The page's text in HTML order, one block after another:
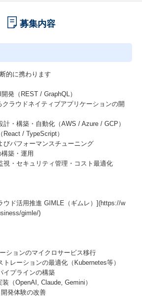
募集内容
的に携わります
発（REST / GraphQL）
ラウドネイティブアプリケーションの開
・構築・自動化（AWS / Azure / GCP）
/ TypeScript）
びパフォーマンスチューニング
築・運用
視・セキュリティ管理・コスト最適化
ド活用推進 GIMLE（ギムレ）](https://w
gimle/)
ションのマイクロサービス移行
レーションの最適化（Kubernetes等）
イプラインの構築
（OpenAI, Claude, Gemini）
発体験の改善